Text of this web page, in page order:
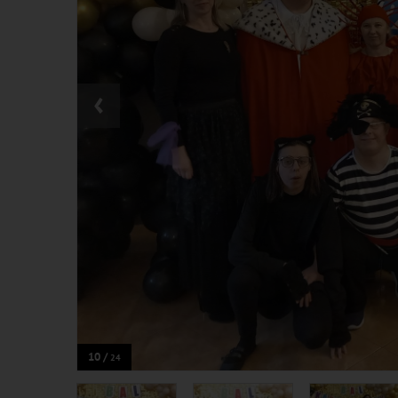
10 / 24
‹